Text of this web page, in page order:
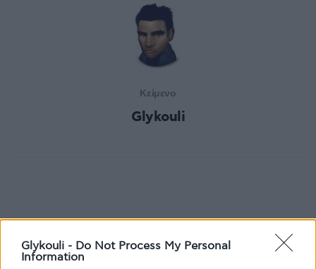
Glykouli - Do Not Process My Personal
Information
Κείμενο
Glykouli